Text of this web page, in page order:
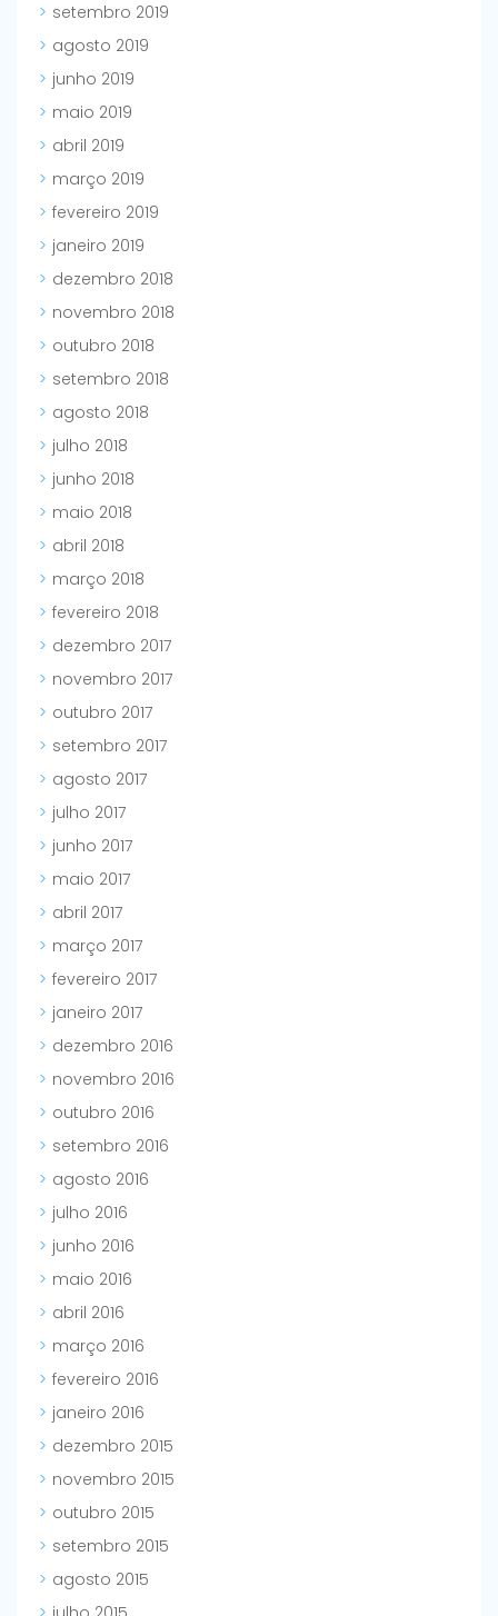
setembro 2019
agosto 2019
junho 2019
maio 2019
abril 2019
março 2019
fevereiro 2019
janeiro 2019
dezembro 2018
novembro 2018
outubro 2018
setembro 2018
agosto 2018
julho 2018
junho 2018
maio 2018
abril 2018
março 2018
fevereiro 2018
dezembro 2017
novembro 2017
outubro 2017
setembro 2017
agosto 2017
julho 2017
junho 2017
maio 2017
abril 2017
março 2017
fevereiro 2017
janeiro 2017
dezembro 2016
novembro 2016
outubro 2016
setembro 2016
agosto 2016
julho 2016
junho 2016
maio 2016
abril 2016
março 2016
fevereiro 2016
janeiro 2016
dezembro 2015
novembro 2015
outubro 2015
setembro 2015
agosto 2015